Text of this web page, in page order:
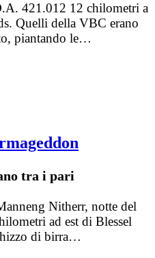
421.012 12 chilometri a
Quelli della VBC erano
piantando le…
tra i pari
Nitherr, notte del
ad est di Blessel
di birra…